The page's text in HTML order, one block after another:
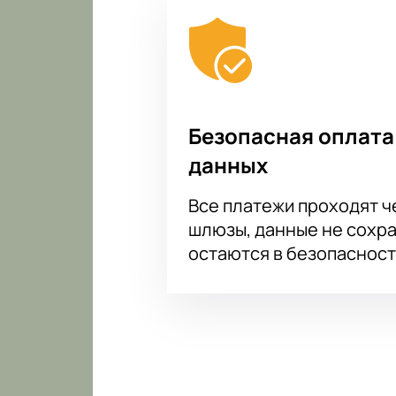
Безопасная
данных
Все платежи проходят
шлюзы, данные не
остаются в